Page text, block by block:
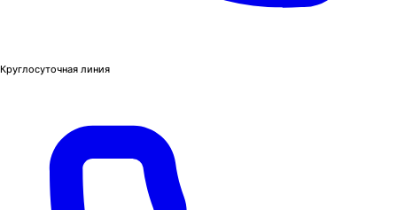
Круглосуточная линия